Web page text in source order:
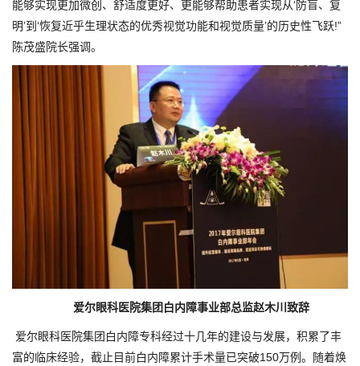
能够实现更加微创、舒适度更好、更能够帮助患者实现从‘防盲、复
明’到‘恢复近乎生理状态的优秀视觉功能和视觉质量’的历史性飞跃!”
陈茂盛院长强调。
爱尔眼科医院集团白内障事业部总监赵木川致辞
爱尔眼科医院集团白内障专科经过十几年的建设与发展，积累了丰
富的临床经验，截止目前白内障累计手术量已突破150万例。随着焕